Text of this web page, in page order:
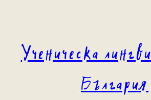
Ученическа
България